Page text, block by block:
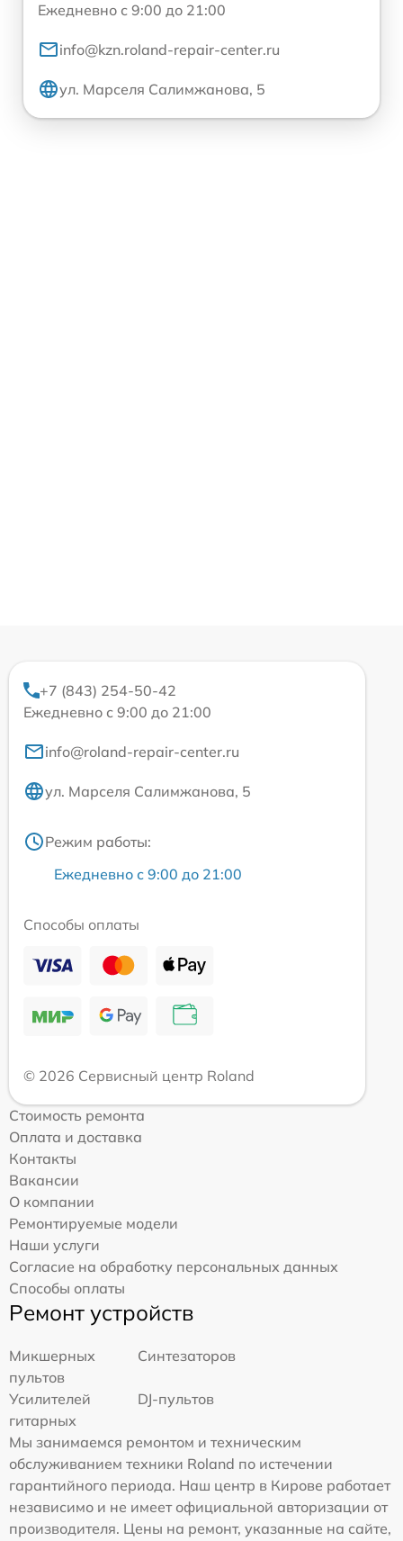
Ежедневно с 9:00 до 21:00
info@kzn.roland-repair-center.ru
ул. Марселя Салимжанова, 5
+7 (843) 254-50-42
Ежедневно с 9:00 до 21:00
info@roland-repair-center.ru
ул. Марселя Салимжанова, 5
Режим работы:
Ежедневно с 9:00 до 21:00
Способы оплаты
© 2026 Сервисный центр Roland
Стоимость ремонта
Оплата и доставка
Контакты
Вакансии
О компании
Ремонтируемые модели
Наши услуги
Согласие на обработку персональных данных
Способы оплаты
Ремонт устройств
Микшерных
пультов
Синтезаторов
Усилителей
гитарных
DJ-пультов
Мы занимаемся ремонтом и техническим
обслуживанием техники Roland по истечении
гарантийного периода. Наш центр в Кирове работает
независимо и не имеет официальной авторизации от
производителя. Цены на ремонт, указанные на сайте,